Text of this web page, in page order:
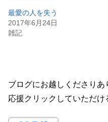
最愛の人を失う
2017年6月24日
雑記
ブログにお越しくださりあ
応援クリックしていただけ